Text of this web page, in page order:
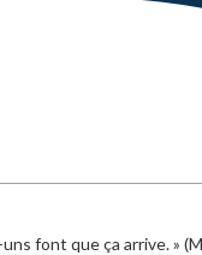
font que ça arrive. »